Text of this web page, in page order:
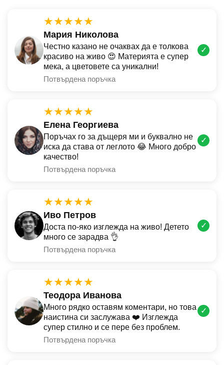
★★★★★
Мария Николова
Честно казано не очаквах да е толкова
красиво на живо 😍 Материята е супер
мека, а цветовете са уникални!
Потвърдена поръчка
✓
★★★★★
Елена Георгиева
Поръчах го за дъщеря ми и буквално не
иска да става от леглото 😂 Много добро
качество!
Потвърдена поръчка
✓
★★★★★
Иво Петров
Доста по-яко изглежда на живо! Детето
много се зарадва 👌
Потвърдена поръчка
✓
★★★★★
Теодора Иванова
Много рядко оставям коментари, но това
наистина си заслужава ❤️ Изглежда
супер стилно и се пере без проблем.
Потвърдена поръчка
✓